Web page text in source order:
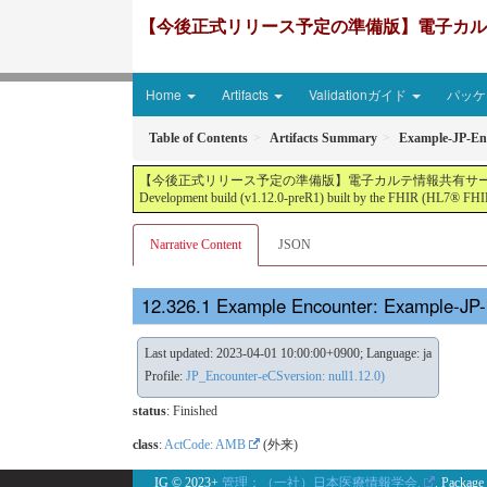
【今後正式リリース予定の準備版】電子
Home Artifacts Validationガイド パッ
Table of Contents Artifacts Summary Example-JP-
【今後正式リリース予定の準備版】電子カルテ情報共有サ
Development build (v1.12.0-preR1) built by the FHIR (HL7®
Narrative Content JSON
Example Encounter: Example-
Last updated: 2023-04-01 10:00:00+0900; Language: ja
Profile: JP_Encounter-eCSversion: null1.12.0)
status: Finished
class: ActCode: AMB (外来)
IG © 2023+ 管理：（一社）日本医療情報学会. .